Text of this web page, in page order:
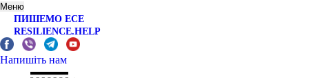
Меню
ПИШЕМО ЕСЕ
RESILIENCE.HELP
Напишіть нам